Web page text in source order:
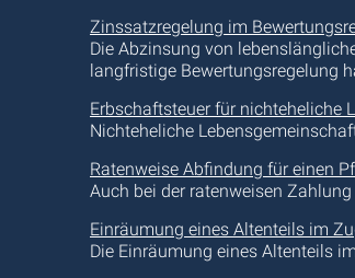
Zinssatzregelung im
Die Abzinsung von
langfristige Bewertungsregelung
Erbschaftsteuer für nichteheliche
Nichteheliche
Ratenweise Abfindung für einen
Auch bei der ratenweisen
Einräumung eines Altenteils im
Die Einräumung eines Altenteils